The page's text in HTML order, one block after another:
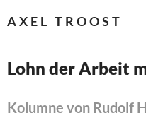
AXEL TROOST
Lohn der Arbeit
Kolumne von Rudolf